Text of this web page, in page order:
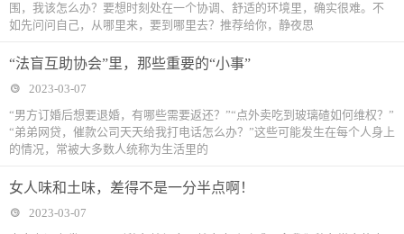
围，我该怎么办？要想时刻处在一个协调、舒适的环境里，确实很难。不
如先问问自己，从哪里来，要到哪里去？推荐给你，静夜思
“法盲互助协会”里，那些重要的“小事”
2023-03-07
“男方订婚后想要退婚，有哪些需要返还？”“点外卖吃到玻璃碴如何维权？”
“弟弟网贷，催款公司天天给我打电话怎么办？”这些可能发生在每个人身上
的情况，常被大多数人统称为生活里的
女人味和土味，差得不是一分半点啊！
2023-03-07